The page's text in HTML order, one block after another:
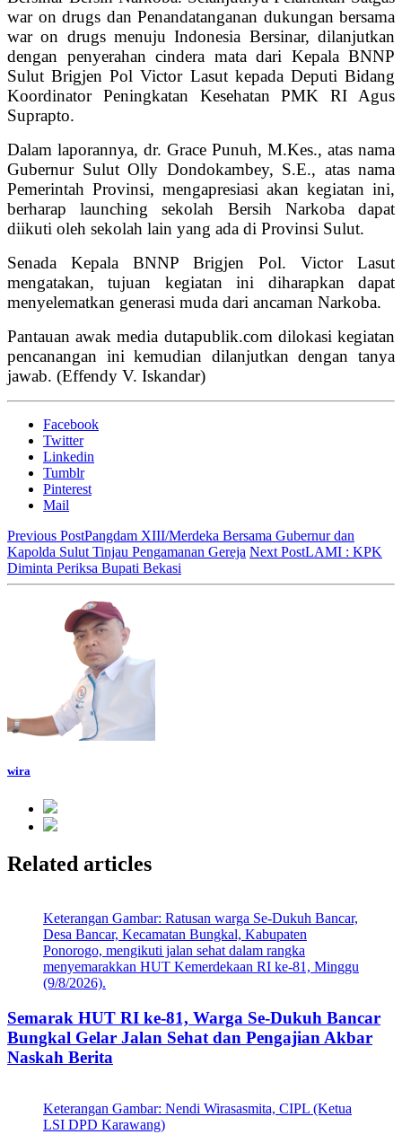
war on drugs dan Penandatanganan dukungan bersama
war on drugs menuju Indonesia Bersinar, dilanjutkan
dengan penyerahan cindera mata dari Kepala BNNP
Sulut Brigjen Pol Victor Lasut kepada Deputi Bidang
Koordinator Peningkatan Kesehatan PMK RI Agus
Suprapto.
Dalam laporannya, dr. Grace Punuh, M.Kes., atas nama
Gubernur Sulut Olly Dondokambey, S.E., atas nama
Pemerintah Provinsi, mengapresiasi akan kegiatan ini,
berharap launching sekolah Bersih Narkoba dapat
diikuti oleh sekolah lain yang ada di Provinsi Sulut.
Senada Kepala BNNP Brigjen Pol. Victor Lasut
mengatakan, tujuan kegiatan ini diharapkan dapat
menyelematkan generasi muda dari ancaman Narkoba.
Pantauan awak media dutapublik.com dilokasi kegiatan
pencanangan ini kemudian dilanjutkan dengan tanya
jawab. (Effendy V. Iskandar)
Facebook
Twitter
Linkedin
Tumblr
Pinterest
Mail
Previous PostPangdam XIII/Merdeka Bersama Gubernur dan
Kapolda Sulut Tinjau Pengamanan Gereja Next PostLAMI : KPK
Diminta Periksa Bupati Bekasi
wira
Related articles
Keterangan Gambar: Ratusan warga Se-Dukuh Bancar,
Desa Bancar, Kecamatan Bungkal, Kabupaten
Ponorogo, mengikuti jalan sehat dalam rangka
menyemarakkan HUT Kemerdekaan RI ke-81, Minggu
(9/8/2026).
Semarak HUT RI ke-81, Warga Se-Dukuh Bancar
Bungkal Gelar Jalan Sehat dan Pengajian Akbar
Naskah Berita
Keterangan Gambar: Nendi Wirasasmita, CIPL (Ketua
LSI DPD Karawang)